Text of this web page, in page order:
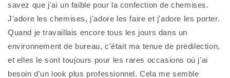
savez que j'ai un faible pour la confection de chemises.
J'adore les chemises, j'adore les faire et j'adore les porter.
Quand je travaillais encore tous les jours dans un
environnement de bureau, c'était ma tenue de prédilection,
et elles le sont toujours pour les rares occasions où j'ai
besoin d'un look plus professionnel. Cela me semble